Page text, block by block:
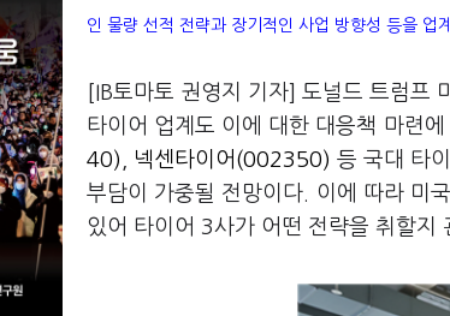
인 물량 선적 전략과 장기적인 사업 방향성 등을 업
[IB토마토 권영지 기자] 도널드 트럼프
타이어 업계도 이에 대한 대응책 마련
40)
넥센타이어(002350) 등 국대 타
부담이 가중될 전망이다. 이에 따라 미
있어 타이어 3사가 어떤 전략을 취할지